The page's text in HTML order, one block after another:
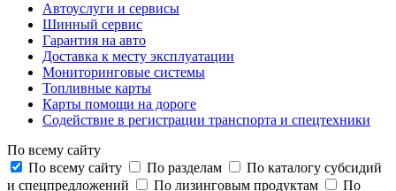
Автоуслуги и сервисы
Шинный сервис
Гарантия на авто
Доставка к месту эксплуатации
Мониторинговые системы
Топливные карты
Карты помощи на дороге
Содействие в регистрации транспорта и спецтехники
По всему сайту
По всему сайту
По разделам
По каталогу субсидий
и спецпредложений
По лизинговым продуктам
По